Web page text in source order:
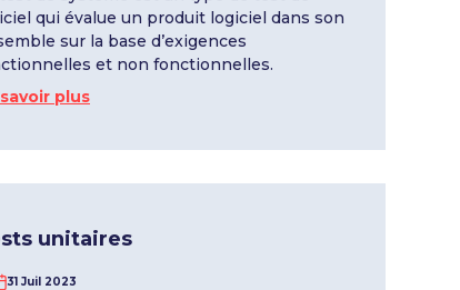
qui évalue un produit logiciel dans son
sur la base d’exigences
et non fonctionnelles.
plus
unitaires
31 Juil 2023